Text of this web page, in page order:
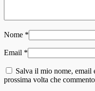
Nome *
Email *
Salva il mio nome, email
prossima volta che